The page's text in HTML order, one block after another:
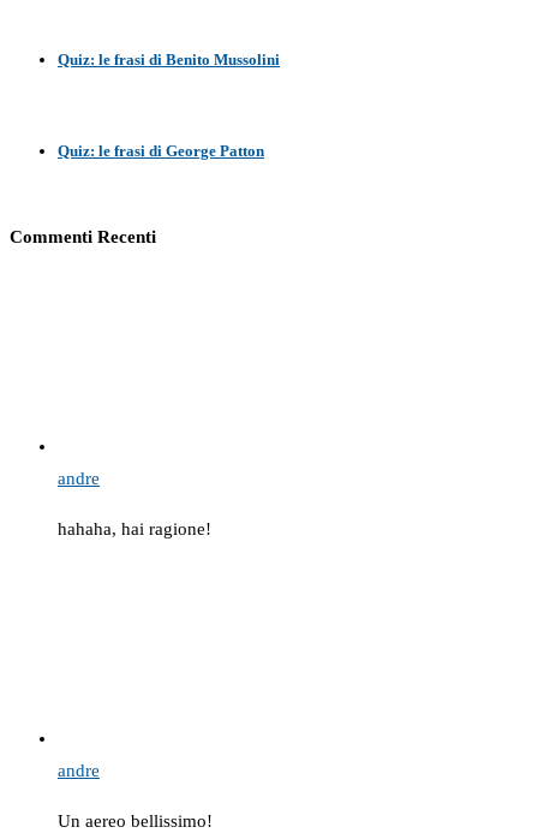
Quiz: le frasi di Benito Mussolini
Quiz: le frasi di George Patton
Commenti Recenti
andre
hahaha, hai ragione!
andre
Un aereo bellissimo!